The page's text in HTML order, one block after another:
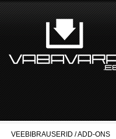
VEEBIBRAUSERID / ADD-ONS